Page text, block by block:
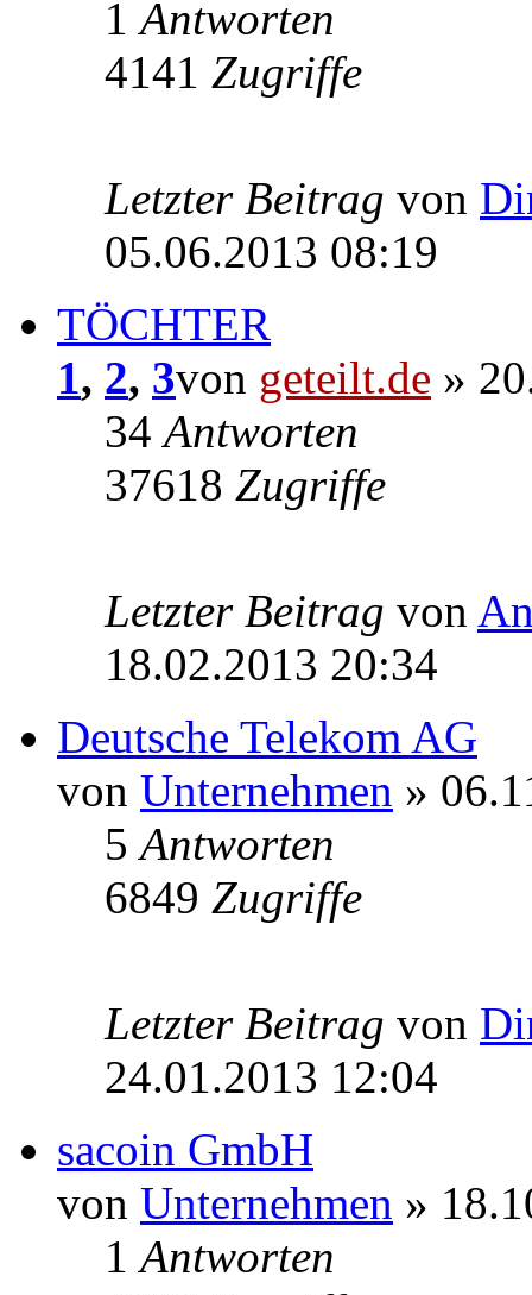
1Antworten
4141 Zugriffe
Letzter Beitrag von
05.06.2013 08:19
TÖCHTER
1, 2, 3von geteilt.de »
34Antworten
37618 Zugriffe
Letzter Beitrag von
18.02.2013 20:34
Deutsche Telekom AG
von Unternehmen »
5Antworten
6849 Zugriffe
Letzter Beitrag von
24.01.2013 12:04
sacoin GmbH
von Unternehmen »
1Antworten